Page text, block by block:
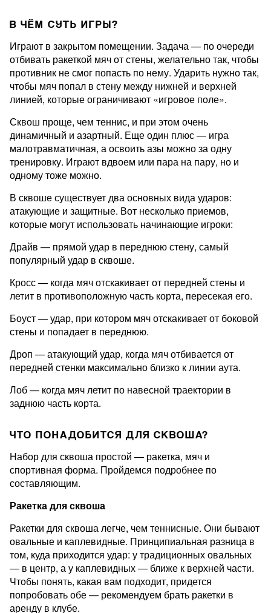
В ЧЁМ СУТЬ ИГРЫ?
Играют в закрытом помещении. Задача — по очереди
отбивать ракеткой мяч от стены, желательно так, чтобы
противник не смог попасть по нему. Ударить нужно так,
чтобы мяч попал в стену между нижней и верхней
линией, которые ограничивают «игровое поле».
Сквош проще, чем теннис, и при этом очень
динамичный и азартный. Еще один плюс — игра
малотравматичная, а освоить азы можно за одну
тренировку. Играют вдвоем или пара на пару, но и
одному тоже можно.
В сквоше существует два основных вида ударов:
атакующие и защитные. Вот несколько приемов,
которые могут использовать начинающие игроки:
Драйв — прямой удар в переднюю стену, самый
популярный удар в сквоше.
Кросс — когда мяч отскакивает от передней стены и
летит в противоположную часть корта, пересекая его.
Боуст — удар, при котором мяч отскакивает от боковой
стены и попадает в переднюю.
Дроп — атакующий удар, когда мяч отбивается от
передней стенки максимально близко к линии аута.
Лоб — когда мяч летит по навесной траектории в
заднюю часть корта.
ЧТО ПОНАДОБИТСЯ ДЛЯ СКВОША?
Набор для сквоша простой — ракетка, мяч и
спортивная форма. Пройдемся подробнее по
составляющим.
Ракетка для сквоша
Ракетки для сквоша легче, чем теннисные. Они бывают
овальные и каплевидные. Принципиальная разница в
том, куда приходится удар: у традиционных овальных
— в центр, а у каплевидных — ближе к верхней части.
Чтобы понять, какая вам подходит, придется
попробовать обе — рекомендуем брать ракетки в
аренду в клубе.